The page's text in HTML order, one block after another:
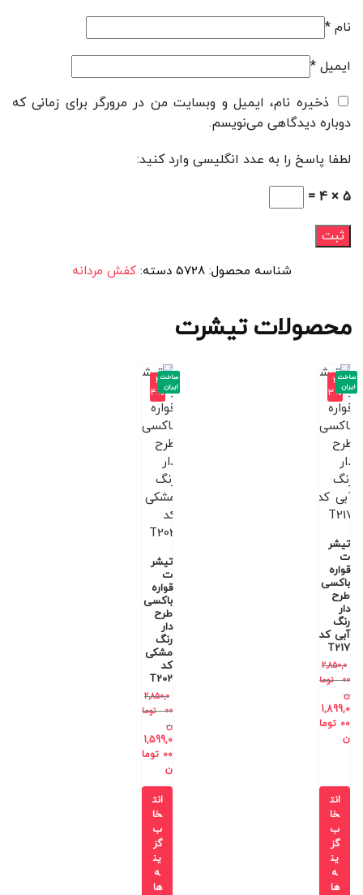
نام *
ایمیل *
ذخیره نام، ایمیل و وبسایت من در مرورگر برای زمانی که
دوباره دیدگاهی می‌نویسم.
لطفا پاسخ را به عدد انگلیسی وارد کنید:
5 × 4 =
شناسه محصول:5728 دسته:کفش مردانه
محصولات تیشرت
-3
3%
تیشر
ت
قواره
باکسی
طرح
دار
رنگ
آبی کد
T217
2,850,0
00
توما
ن
1,899,0
00 توما
ن
ساخت
ایران
انت
خا
ب
گز
ین
ه
ها
-4
4%
تیشر
ت
قواره
باکسی
طرح
دار
رنگ
مشکی
کد
T202
2,850,0
00
توما
ن
1,599,0
00 توما
ن
ساخت
ایران
انت
خا
ب
گز
ین
ه
ها